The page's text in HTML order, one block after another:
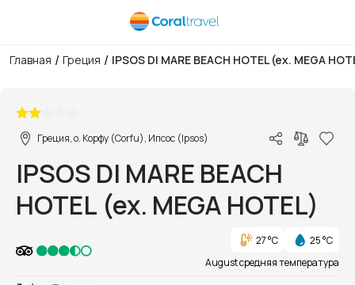
Главная / Греция / IPSOS DI MARE BEACH HOTEL (ex. MEGA
Греция, о. Корфу (Corfu), Ипсос (Ipsos)
IPSOS DI MARE BEACH
HOTEL (ex. MEGA HOTEL)
27 °C
25 °C
August средняя температура